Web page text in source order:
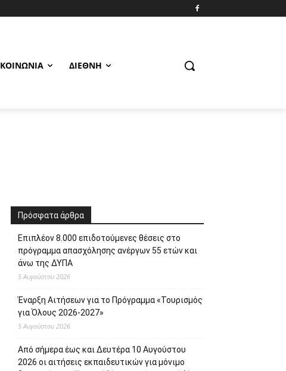
ΚΟΙΝΩΝΊΑ ΔΙΕΘΝΉ
Πρόσφατα άρθρα
Επιπλέον 8.000 επιδοτούμενες θέσεις στο
πρόγραμμα απασχόλησης ανέργων 55 ετών και
άνω της ΔΥΠΑ
5 Αυγούστου 2026
Έναρξη Αιτήσεων για το Πρόγραμμα «Τουρισμός
για Όλους 2026-2027»
5 Αυγούστου 2026
Από σήμερα έως και Δευτέρα 10 Αυγούστου
2026 οι αιτήσεις εκπαιδευτικών για μόνιμο